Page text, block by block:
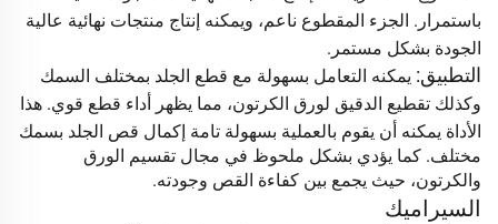
باستمرار. الجزء المقطوع ناعم، ويمكنه إنتاج منتجات نهائية عالية
الجودة بشكل مستمر.
التطبيق: يمكنه التعامل بسهولة مع قطع الجلد بمختلف السمك
وكذلك تقطيع الدقيق لورق الكرتون، مما يظهر أداء قطع قوي. هذا
الأداة يمكنه أن يقوم بالعملية بسهولة تامة إكمال قص الجلد بسمك
مختلف. كما يؤدي بشكل ملحوظ في مجال تقسيم الورق
والكرتون، حيث يجمع بين كفاءة القص وجودته.
السيراميك